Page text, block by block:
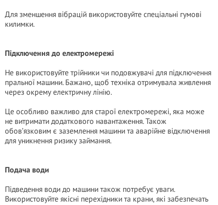
Для зменшення вібрацій використовуйте спеціальні гумові
килимки.
Підключення до електромережі
Не використовуйте трійники чи подовжувачі для підключення
пральної машини. Бажано, щоб техніка отримувала живлення
через окрему електричну лінію.
Це особливо важливо для старої електромережі, яка може
не витримати додаткового навантаження. Також
обов’язковим є заземлення машини та аварійне відключення
для уникнення ризику займання.
Подача води
Підведення води до машини також потребує уваги.
Використовуйте якісні перехідники та крани, які забезпечать